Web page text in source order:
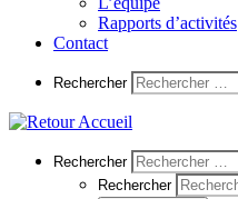
Rapports d’activités
Contact
Search
Rechercher
Search
Rechercher
Rechercher